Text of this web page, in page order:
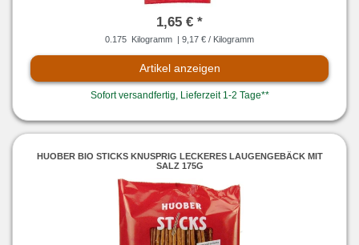
1,65 € *
0.175 Kilogramm | 9,17 € / Kilogramm
Artikel anzeigen
Sofort versandfertig, Lieferzeit 1-2 Tage**
HUOBER BIO STICKS KNUSPRIG LECKERES LAUGENGEBÄCK MIT
SALZ 175G